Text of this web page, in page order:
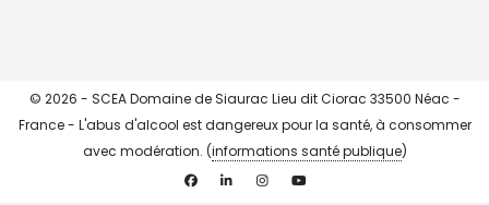
© 2026 - SCEA Domaine de Siaurac Lieu dit Ciorac 33500 Néac -
France - L'abus d'alcool est dangereux pour la santé, à consommer
avec modération. (informations santé publique)
FacebookLinkedin InstagramYouTube